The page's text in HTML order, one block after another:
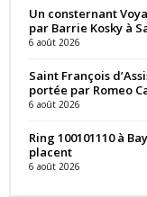
Un consternant
par Barrie Kosky à
6 août 2026
Saint François
portée par Romeo
6 août 2026
Ring 100101110 à
placent
6 août 2026